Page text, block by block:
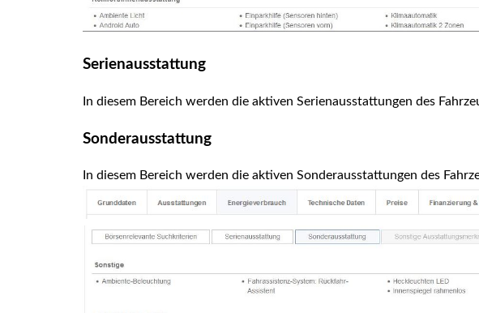
Serienausstattung
In diesem Bereich werden die aktiven Serienausstattungen des
Sonderausstattung
In diesem Bereich werden die aktiven Sonderausstattungen des